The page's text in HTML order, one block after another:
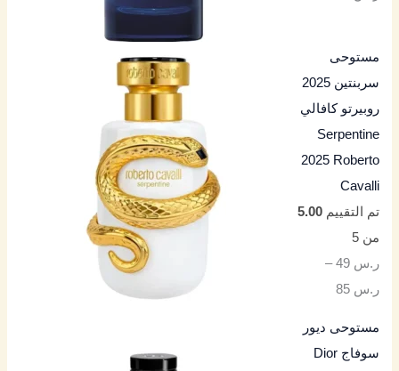
مستوحى
سربنتين 2025
روبيرتو كافالي
Serpentine
2025 Roberto
Cavalli
تم التقييم5.00
من 5
ر.س 49
–
ر.س 85
مستوحى ديور
سوفاج Dior